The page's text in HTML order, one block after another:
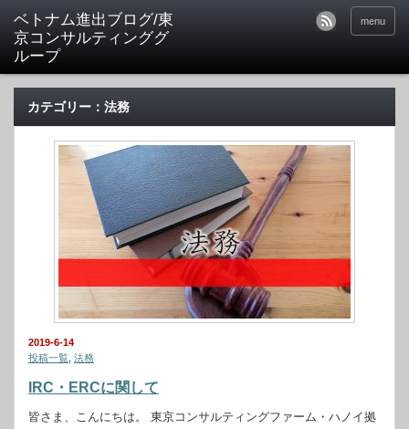
ベトナム進出ブログ/東
京コンサルティンググ
ループ
menu
カテゴリー：法務
2019-6-14
投稿一覧 法務
IRC・ERCに関して
皆さま、こんにちは。 東京コンサルティングファーム・ハノイ拠